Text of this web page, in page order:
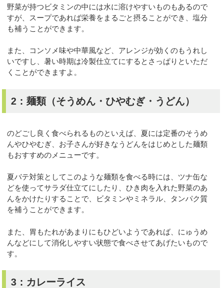
野菜が持つビタミンの中には水に溶けやすいものもあるので
すが、スープであれば栄養をまるごと摂ることができ、塩分
も補うことができます。
また、コンソメ味や中華風など、アレンジが効くのもうれし
いですし、暑い時期は冷製仕立てにするとさっぱりといただ
くことができますよ。
2：麺類（そうめん・ひやむぎ・うどん）
のどごし良く食べられるものといえば、夏には定番のそうめ
んやひやむぎ、お子さんが好きなうどんをはじめとした麺類
もおすすめのメニューです。
夏バテ対策としてこのような麺類を食べる時には、ツナ缶な
どを使ってサラダ仕立てにしたり、ひき肉を入れた野菜のあ
んをかけたりすることで、ビタミンやミネラル、タンパク質
を補うことができます。
また、胃もたれがあまりにもひどいようであれば、にゅうめ
んなどにして消化しやすい状態で食べさせてあげたいもので
す。
3：カレーライス